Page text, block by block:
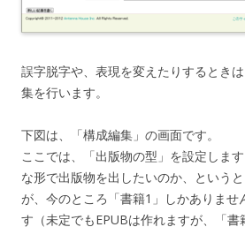
誤字脱字や、表現を変えたりするとき
集を行います。
下図は、「構成編集」の画面です。
ここでは、「出版物の型」を設定しま
な形で出版物を出したいのか、という
が、今のところ「書籍1」しかありませ
す（未定でもEPUBは作れますが、「